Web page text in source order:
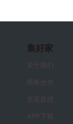
集好家
关于我们
商务合作
意见反馈
APP下载